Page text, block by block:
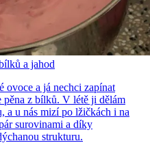
a jahod
ovoce a já nechci zapínat
pěna z bílků. V létě ji dělám
a u nás mizí po lžičkách i na
surovinami a díky
strukturu.